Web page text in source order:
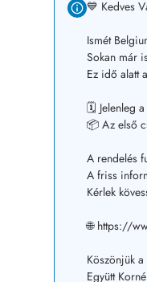
💙 Kedves
Ismét
Sokan már
Ez idő alatt
🗓️ Jelenleg
📦 Az első
A rendelés
A friss
Kérlek
🌐 https://
Köszönjük
Együtt